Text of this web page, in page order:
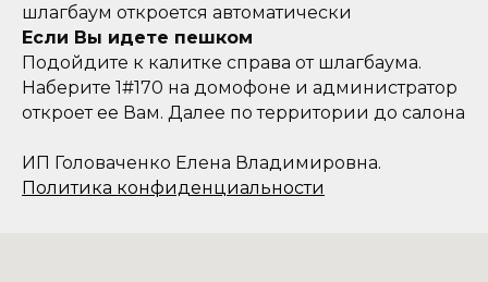
шлагбаум откроется автоматически
Если Вы идете пешком
Подойдите к калитке справа от шлагбаума.
Наберите 1#170 на домофоне и администратор
откроет ее Вам. Далее по территории до салона
ИП Головаченко Елена Владимировна.
Политика конфиденциальности